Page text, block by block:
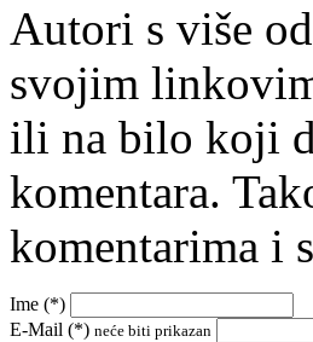
Autori s više
svojim
ili na bilo koji
komentara.
komentarima i
Ime (*)
E-Mail (*) neće biti prikazan